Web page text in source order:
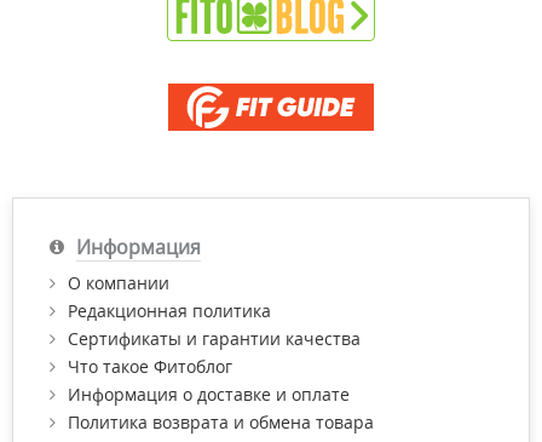
Информация
О компании
Редакционная политика
Сертификаты и гарантии качества
Что такое Фитоблог
Информация о доставке и оплате
Политика возврата и обмена товара